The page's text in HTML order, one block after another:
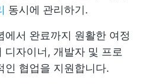
동시에 관리하기.
에서 완료까지 원활한 여정
자이너, 개발자 및 프로
인 협업을 지원합니다.